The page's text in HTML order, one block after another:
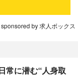
sponsored by 求人ボックス
常に潜む“人身取